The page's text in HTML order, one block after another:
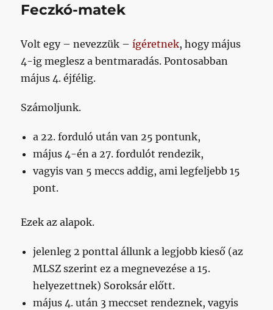
Feczkó-matek
Volt egy – nevezzük –ígéretnek, hogy május
4-ig meglesz a bentmaradás. Pontosabban
május 4. éjfélig.
Számoljunk.
a 22. forduló után van 25 pontunk,
május 4-én a 27. fordulót rendezik,
vagyis van 5 meccs addig, ami legfeljebb 15
pont.
Ezek az alapok.
jelenleg 2 ponttal állunk a legjobb kieső (az
MLSZ szerint ez a megnevezése a 15.
helyezettnek) Soroksár előtt.
május 4. után 3 meccset rendeznek, vagyis